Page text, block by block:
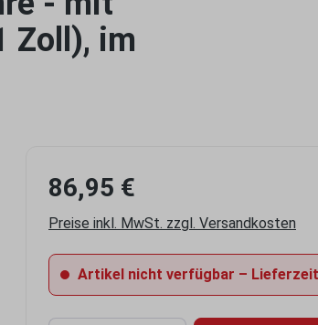
Zoll), im
86,95 €
Preise inkl. MwSt. zzgl. Versandkosten
Artikel nicht verfügbar – Lieferzeit